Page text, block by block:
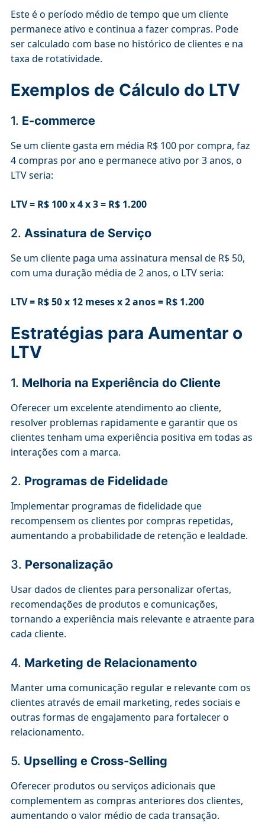
Este é o período médio de tempo que um cliente
permanece ativo e continua a fazer compras. Pode
ser calculado com base no histórico de clientes e na
taxa de rotatividade.
Exemplos de Cálculo do LTV
1. E-commerce
Se um cliente gasta em média R$ 100 por compra, faz
4 compras por ano e permanece ativo por 3 anos, o
LTV seria:
LTV = R$ 100 x 4 x 3 = R$ 1.200
2. Assinatura de Serviço
Se um cliente paga uma assinatura mensal de R$ 50,
com uma duração média de 2 anos, o LTV seria:
LTV = R$ 50 x 12 meses x 2 anos = R$ 1.200
Estratégias para Aumentar o
LTV
1. Melhoria na Experiência do Cliente
Oferecer um excelente atendimento ao cliente,
resolver problemas rapidamente e garantir que os
clientes tenham uma experiência positiva em todas as
interações com a marca.
2. Programas de Fidelidade
Implementar programas de fidelidade que
recompensem os clientes por compras repetidas,
aumentando a probabilidade de retenção e lealdade.
3. Personalização
Usar dados de clientes para personalizar ofertas,
recomendações de produtos e comunicações,
tornando a experiência mais relevante e atraente para
cada cliente.
4. Marketing de Relacionamento
Manter uma comunicação regular e relevante com os
clientes através de email marketing, redes sociais e
outras formas de engajamento para fortalecer o
relacionamento.
5. Upselling e Cross-Selling
Oferecer produtos ou serviços adicionais que
complementem as compras anteriores dos clientes,
aumentando o valor médio de cada transação.